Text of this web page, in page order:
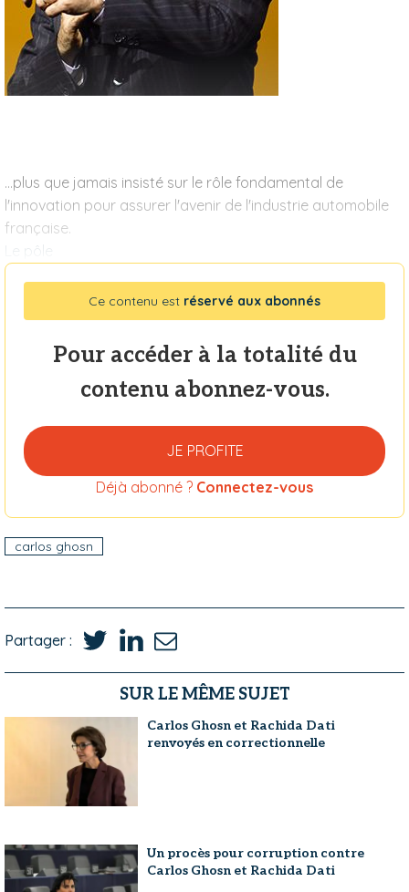
...plus que jamais insisté sur le rôle fondamental de
l'innovation pour assurer l'avenir de l'industrie automobile
française.
Ce contenu est réservé aux abonnés
Pour accéder à la totalité du
contenu abonnez-vous.
JE PROFITE
Déjà abonné ? Connectez-vous
carlos ghosn
Partager :
SUR LE MÊME SUJET
Carlos Ghosn et Rachida Dati
renvoyés en correctionnelle
Un procès pour corruption contre
Carlos Ghosn et Rachida Dati